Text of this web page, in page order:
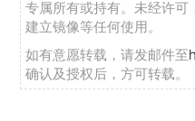
专属所有或持有。未经许可
建立镜像等任何使用。
如有意愿转载，请发邮件至
确认及授权后，方可转载。